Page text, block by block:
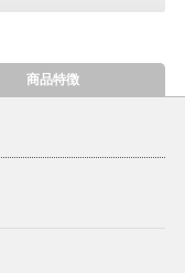
商品特徴